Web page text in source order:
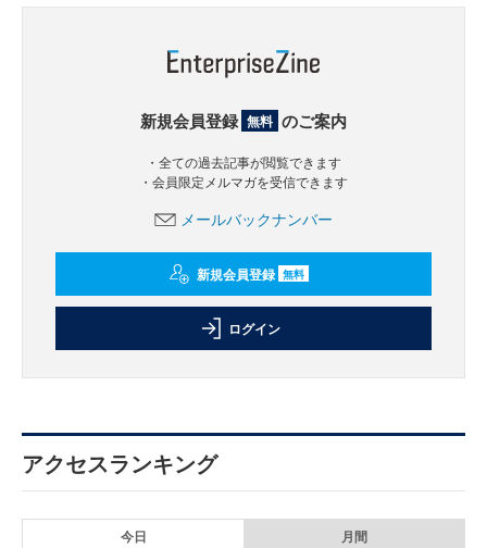
新規会員登録 無料 のご案内
・全ての過去記事が閲覧できます
・会員限定メルマガを受信できます
メールバックナンバー
新規会員登録 無料
ログイン
アクセスランキング
今日 月間